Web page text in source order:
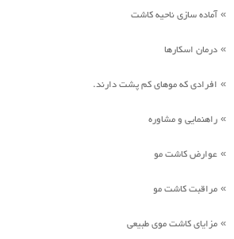
»آماده سازی ناحیه کاشت
» درمان اسکارها
» افرادی که موهای کم پشت دارند.
» راهنمایی و مشاوره
» عوارض کاشت مو
» مراقبت کاشت مو
» مزایای کاشت موی طبیعی